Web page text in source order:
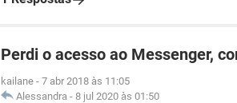
Perdi o acesso ao Messenger,
kailane - 7 abr 2018 às 11:05
Alessandra - 8 jul 2020 às 01:50